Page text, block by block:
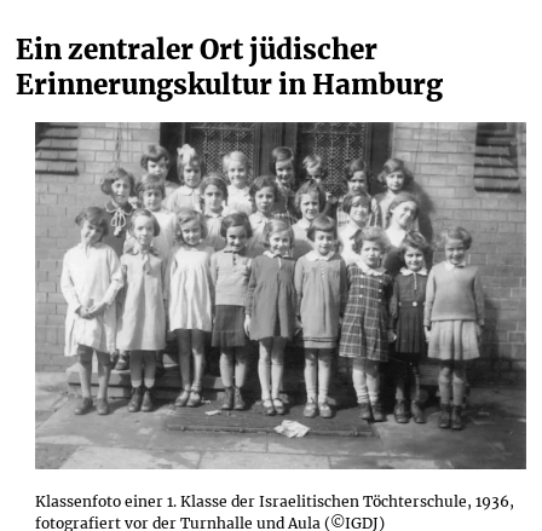
Ein zentraler Ort jüdischer
Erinnerungskultur in Hamburg
Klassenfoto einer 1. Klasse der Israelitischen Töchterschule, 1936,
fotografiert vor der Turnhalle und Aula (©IGDJ)